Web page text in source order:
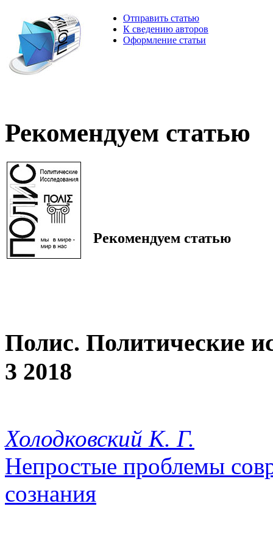
Отправить статью
К сведению авторов
Оформление статьи
Рекомендуем статью
Рекомендуем статью
Полис. Политические
3 2018
Холодковский К. Г.
Непростые проблемы
сознания